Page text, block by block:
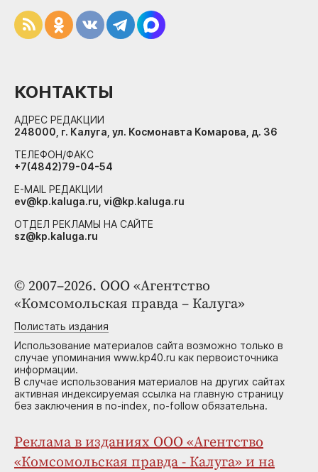
© 2007–2026. ООО «Агентство
«Комсомольская правда – Калуга»
Полистать издания
Использование материалов сайта возможно только в
случае упоминания www.kp40.ru как первоисточника
информации.
В случае использования материалов на других сайтах
активная индексируемая ссылка на главную страницу
без заключения в no-index, no-follow обязательна.
Реклама в изданиях ООО «Агентство
«Комсомольская правда - Калуга» и на
КОНТАКТЫ
АДРЕС РЕДАКЦИИ
248000, г. Калуга, ул. Космонавта Комарова, д. 36
ТЕЛЕФОН/ФАКС
+7(4842)79-04-54
E-MAIL РЕДАКЦИИ
ev@kp.kaluga.ru, vi@kp.kaluga.ru
ОТДЕЛ РЕКЛАМЫ НА САЙТЕ
sz@kp.kaluga.ru